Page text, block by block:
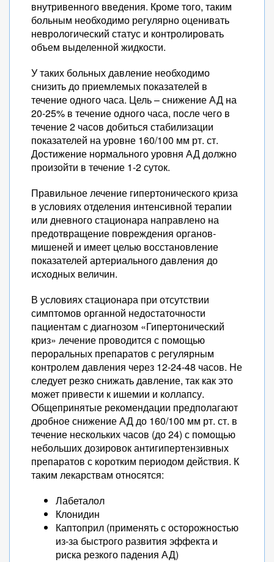
внутривенного введения. Кроме того, таким
больным необходимо регулярно оценивать
неврологический статус и контролировать
объем выделенной жидкости.
У таких больных давление необходимо
снизить до приемлемых показателей в
течение одного часа. Цель – снижение АД на
20-25% в течение одного часа, после чего в
течение 2 часов добиться стабилизации
показателей на уровне 160/100 мм рт. ст.
Достижение нормального уровня АД должно
произойти в течение 1-2 суток.
Правильное лечение гипертонического криза
в условиях отделения интенсивной терапии
или дневного стационара направлено на
предотвращение повреждения органов-
мишеней и имеет целью восстановление
показателей артериального давления до
исходных величин.
В условиях стационара при отсутствии
симптомов органной недостаточности
пациентам с диагнозом «Гипертонический
криз» лечение проводится с помощью
пероральных препаратов с регулярным
контролем давления через 12-24-48 часов. Не
следует резко снижать давление, так как это
может привести к ишемии и коллапсу.
Общепринятые рекомендации предполагают
дробное снижение АД до 160/100 мм рт. ст. в
течение нескольких часов (до 24) с помощью
небольших дозировок антигипертензивных
препаратов с коротким периодом действия. К
таким лекарствам относятся:
Лабеталол
Клонидин
Каптоприл (применять с осторожностью
из-за быстрого развития эффекта и
риска резкого падения АД)